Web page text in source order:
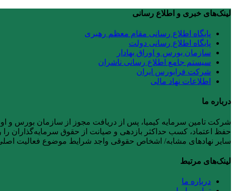
لینک‌های خبری و اطلاع رسانی
پایگاه اطلاع رسانی مقام معظم رهبری
پایگاه اطلاع رسانی دولت
سازمان بورس و اوراق بهادار
سیستم جامع اطلاع رسانی ناشران
شرکت فرابورس ایران
اطلاعات نهاد مالی
درباره ما
حفظ اعتماد، کسب حداکثر بازدهی و صیانت از حقوق سرمایه‌گذاران را
سایر نهادهای مشابه/ اشخاص حقوقی واجد شرایط موضوع فعالیت
لینک‌های مرتبط
درباره ما